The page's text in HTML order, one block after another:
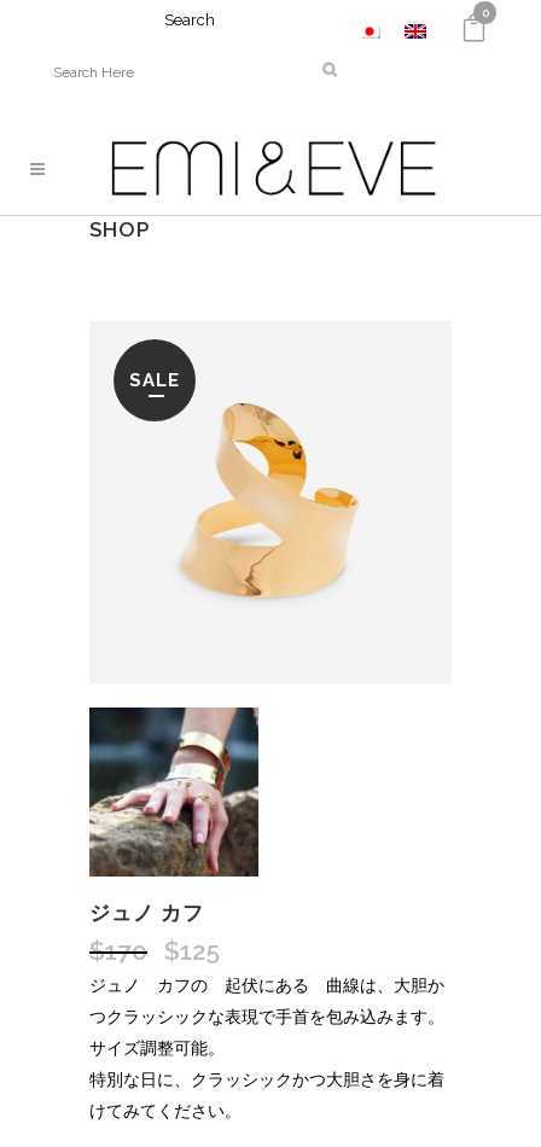
Search 0
SHOP
SALE
ジュノ カフ
$170 $125
ジュノ カフの 起伏にある 曲線は、大胆か
つクラッシックな表現で手首を包み込みます。
サイズ調整可能。
特別な日に、クラッシックかつ大胆さを身に着
けてみてください。